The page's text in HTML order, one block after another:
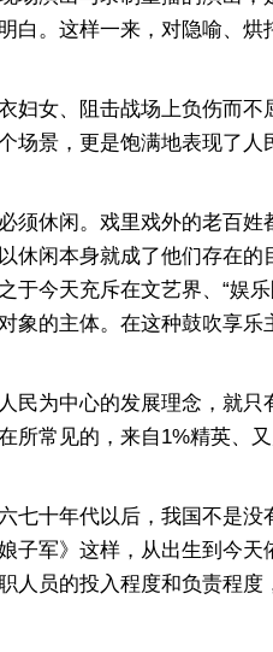
白。这样一来，对隐喻、
女、阻击战场上负伤而不
场景，更是饱满地表现了
休闲。戏里戏外的老百姓
休闲本身就成了他们存在
于今天充斥在文艺界、“娱
象的主体。在这种鼓吹享
为中心的发展理念，就只
所常见的，来自1%精英、
十年代以后，我国不是没
子军》这样，从出生到今
人员的投入程度和负责程度